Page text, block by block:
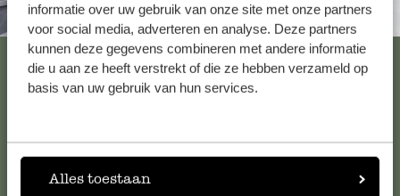
informatie over uw gebruik van onze site met onze partners
voor social media, adverteren en analyse. Deze partners
kunnen deze gegevens combineren met andere informatie
die u aan ze heeft verstrekt of die ze hebben verzameld op
basis van uw gebruik van hun services.
Alles toestaan
Altijd in de buurt
Bekijk alle 62 winkels
Klantenservice
Voor vragen, tips of hulp kun je contact opnemen met onze